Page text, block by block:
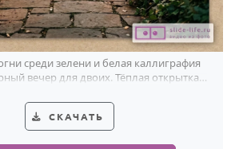
среди зелени и белая каллиграфия
вечер для двоих. Тёплая открытка к
СКАЧАТЬ